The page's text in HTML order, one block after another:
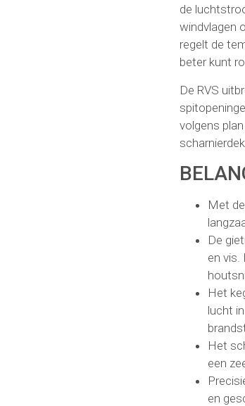
de
windvlagen
regelt de
beter kunt
De RVS
volgens
Met
De
en vis.
Het
lucht
Het
een
en